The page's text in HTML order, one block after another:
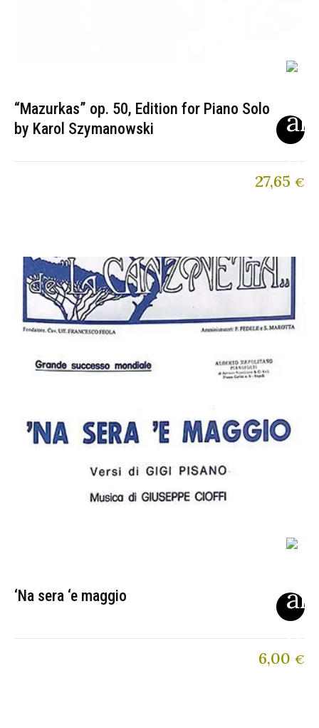
“Mazurkas” op. 50, Edition for Piano Solo
by Karol Szymanowski
27,65 €
‘Na sera ‘e maggio
6,00 €